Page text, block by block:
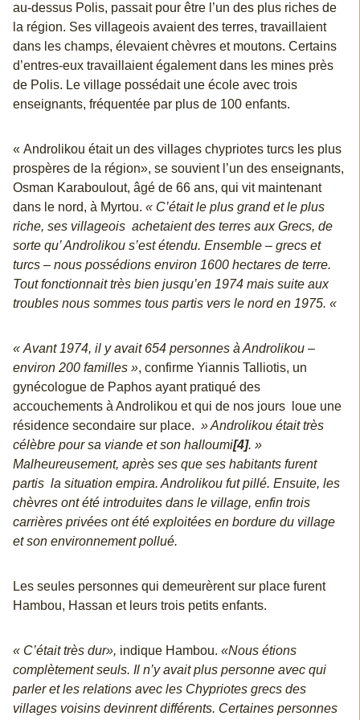
au-dessus Polis, passait pour être l’un des plus riches de
la région. Ses villageois avaient des terres, travaillaient
dans les champs, élevaient chèvres et moutons. Certains
d’entres-eux travaillaient également dans les mines près
de Polis. Le village possédait une école avec trois
enseignants, fréquentée par plus de 100 enfants.
« Androlikou était un des villages chypriotes turcs les plus
prospères de la région», se souvient l’un des enseignants,
Osman Karaboulout, âgé de 66 ans, qui vit maintenant
dans le nord, à Myrtou. « C’était le plus grand et le plus
riche, ses villageois achetaient des terres aux Grecs, de
sorte qu’ Androlikou s’est étendu. Ensemble – grecs et
turcs – nous possédions environ 1600 hectares de terre.
Tout fonctionnait très bien jusqu’en 1974 mais suite aux
troubles nous sommes tous partis vers le nord en 1975. «
« Avant 1974, il y avait 654 personnes à Androlikou –
environ 200 familles », confirme Yiannis Talliotis, un
gynécologue de Paphos ayant pratiqué des
accouchements à Androlikou et qui de nos jours loue une
résidence secondaire sur place. » Androlikou était très
célèbre pour sa viande et son halloumi[4]. »
Malheureusement, après ses que ses habitants furent
partis la situation empira. Androlikou fut pillé. Ensuite, les
chèvres ont été introduites dans le village, enfin trois
carrières privées ont été exploitées en bordure du village
et son environnement pollué.
Les seules personnes qui demeurèrent sur place furent
Hambou, Hassan et leurs trois petits enfants.
« C’était très dur», indique Hambou. «Nous étions
complètement seuls. Il n’y avait plus personne avec qui
parler et les relations avec les Chypriotes grecs des
villages voisins devinrent différents. Certaines personnes